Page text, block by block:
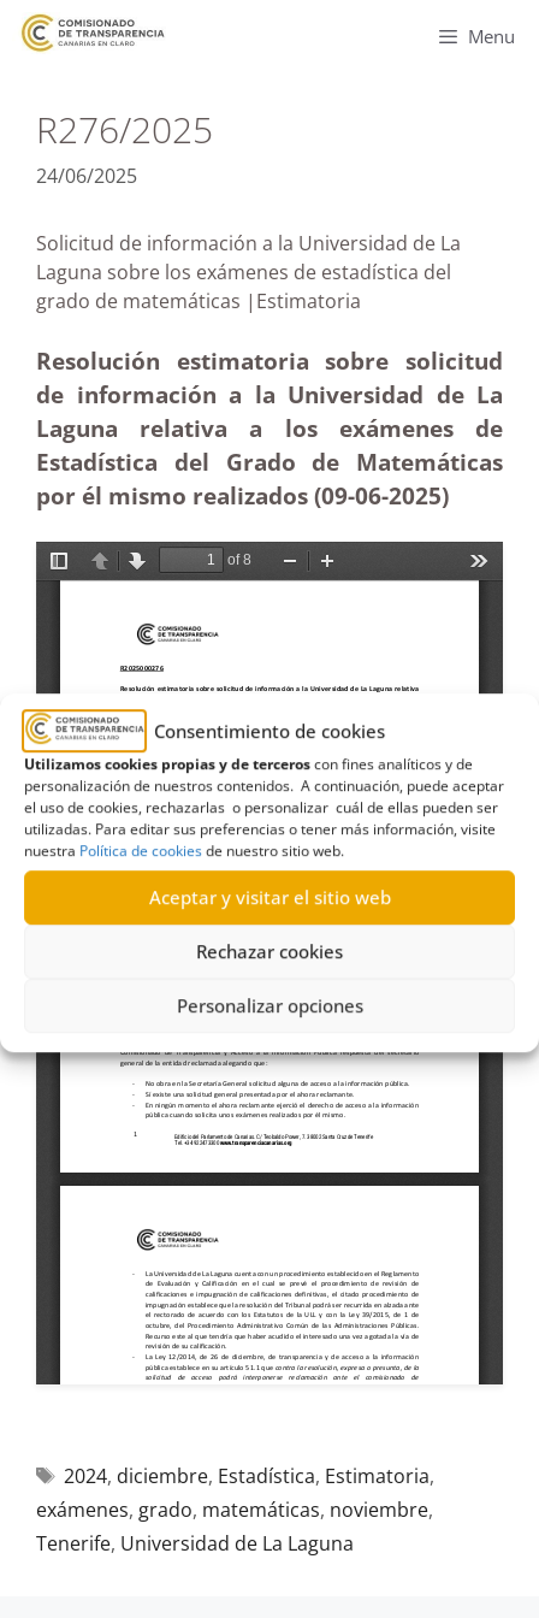
Consentimiento de cookies
Utilizamos cookies propias y de terceroscon fines analíticos y de
personalización de nuestros contenidos. A continuación, puede aceptar
el uso de cookies, rechazarlas o personalizar cuál de ellas pueden ser
utilizadas. Para editar sus preferencias o tener más información, visite
nuestra Política de cookiesde nuestro sitio web.
Aceptar y visitar el sitio web
Rechazar cookies
Personalizar opciones
Menu
R276/2025
24/06/2025
Solicitud de información a la Universidad de La
Laguna sobre los exámenes de estadística del
grado de matemáticas |Estimatoria
Resolución estimatoria sobre solicitud
de información a la Universidad de La
Laguna relativa a los exámenes de
Estadística del Grado de Matemáticas
por él mismo realizados (09-06-2025)
2024, diciembre, Estadística, Estimatoria,
exámenes, grado, matemáticas, noviembre,
Tenerife, Universidad de La Laguna